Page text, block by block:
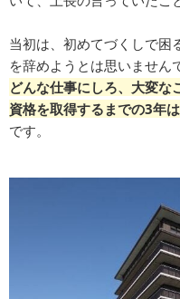
当初は、初めてづくしで困
を辞めようとは思いません
どんな仕事にしろ、大変な
資格を取得するまでの3年
です。